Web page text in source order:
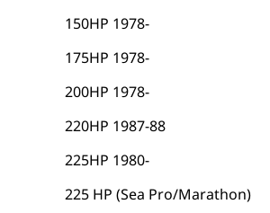
150HP 1978-
175HP 1978-
200HP 1978-
220HP 1987-88
225HP 1980-
225 HP (Sea Pro/Marathon)